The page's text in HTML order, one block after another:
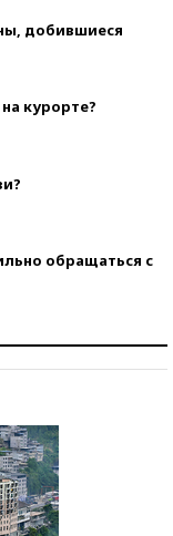
добившиеся
курорте?
обращаться с